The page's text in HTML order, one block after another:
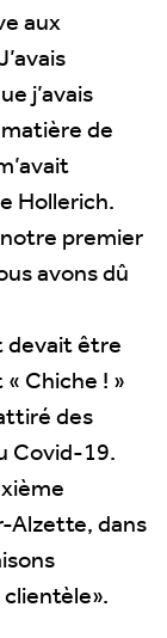
aux
j’avais
de
Hollerich.
premier
avons dû
devait être
Chiche ! »
des
Covid-19.
Alzette, dans